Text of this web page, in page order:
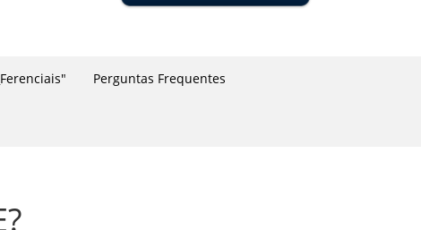
Perguntas Frequentes